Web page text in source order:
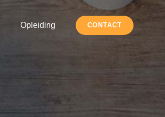
Opleiding CONTACT